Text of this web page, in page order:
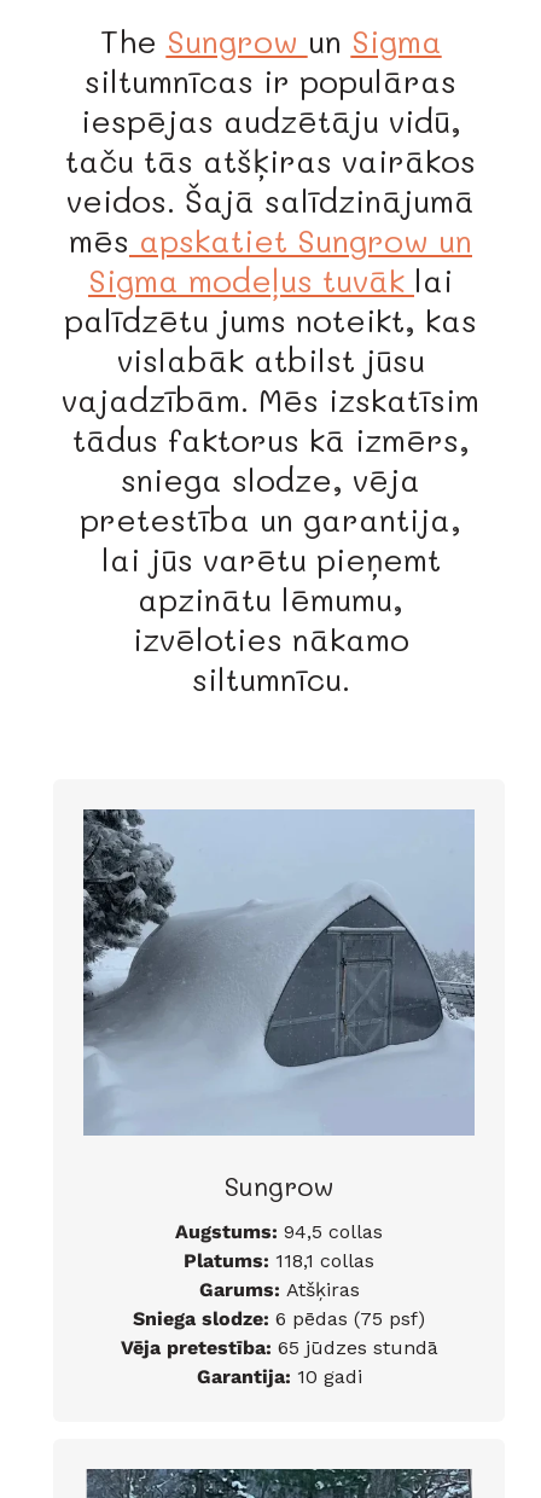
The Sungrow un Sigma
siltumnīcas ir populāras
iespējas audzētāju vidū,
taču tās atšķiras vairākos
veidos. Šajā salīdzinājumā
mēs apskatiet Sungrow un
Sigma modeļus tuvāk lai
palīdzētu jums noteikt, kas
vislabāk atbilst jūsu
vajadzībām. Mēs izskatīsim
tādus faktorus kā izmērs,
sniega slodze, vēja
pretestība un garantija,
lai jūs varētu pieņemt
apzinātu lēmumu,
izvēloties nākamo
siltumnīcu.
Sungrow
Augstums: 94,5 collas
Platums: 118,1 collas
Garums: Atšķiras
Sniega slodze: 6 pēdas (75 psf)
Vēja pretestība: 65 jūdzes stundā
Garantija: 10 gadi